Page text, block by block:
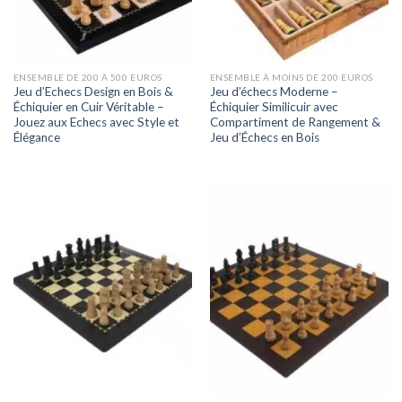
ENSEMBLE DE 200 À 500 EUROS
Jeu d’Echecs Design en Bois &
Échiquier en Cuir Véritable –
Jouez aux Echecs avec Style et
Élégance
ENSEMBLE À MOINS DE 200 EUROS
Jeu d’échecs Moderne –
Échiquier Similicuir avec
Compartiment de Rangement &
Jeu d’Échecs en Bois